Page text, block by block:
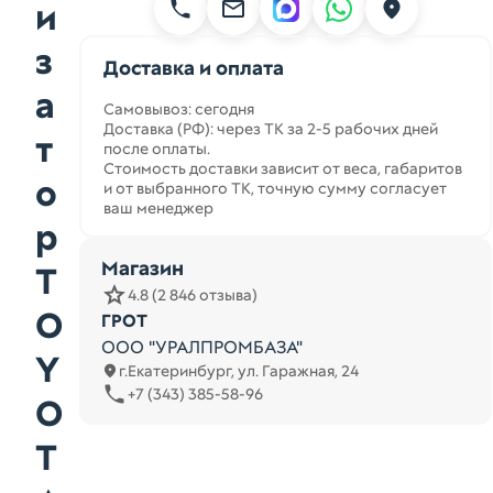
и
з
а
т
о
р
T
O
Y
O
T
Доставка и оплата
Самовывоз: сегодня
Доставка (РФ): через ТК за 2-5 рабочих дней
после оплаты.
Стоимость доставки зависит от веса, габаритов
и от выбранного ТК, точную сумму согласует
ваш менеджер
Магазин
4.8 (2 846 отзыва)
ГРОТ
ООО "УРАЛПРОМБАЗА"
г.Екатеринбург, ул. Гаражная, 24
+7 (343) 385-58-96